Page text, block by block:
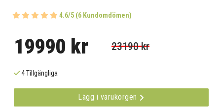
4.6/5 (6 Kundomdömen)
19990 kr 23190 kr
4 Tillgängliga
Lägg i varukorgen